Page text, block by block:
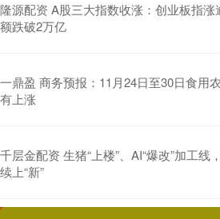
隆源配资 A股三大指数收涨：创业板指涨
额跌破2万亿
一鼎盈 商务预报：11月24日至30日食用
有上涨
千层金配资 生猪“上楼”、AI“爆改”加工线
续上“新”